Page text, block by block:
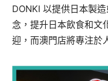
DONKI 以提供日本製
念，提升日本飲食和文
迎，而澳門店將專注於